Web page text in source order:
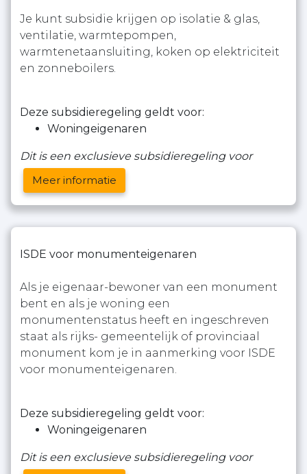
Je kunt subsidie krijgen op isolatie & glas,
ventilatie, warmtepompen,
warmtenetaansluiting, koken op elektriciteit
en zonneboilers.
Deze subsidieregeling geldt voor:
Woningeigenaren
Dit is een exclusieve subsidieregeling voor
Meer informatie
ISDE voor monumenteigenaren
Als je eigenaar-bewoner van een monument
bent en als je woning een
monumentenstatus heeft en ingeschreven
staat als rijks- gemeentelijk of provinciaal
monument kom je in aanmerking voor ISDE
voor monumenteigenaren.
Deze subsidieregeling geldt voor:
Woningeigenaren
Dit is een exclusieve subsidieregeling voor